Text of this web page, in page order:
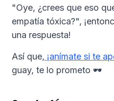
"Oye, ¿crees que eso
empatía tóxica?",
una respuesta!
Así que, ¡anímate si te
guay, te lo prometo 🕶️